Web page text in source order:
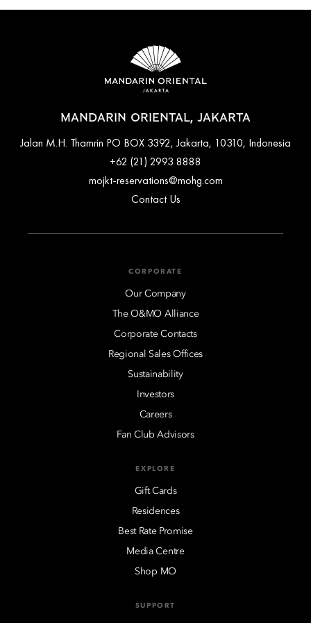
MANDARIN ORIENTAL, JAKARTA
Jalan M.H. Thamrin PO BOX 3392, Jakarta, 10310, Indonesia
+62 (21) 2993 8888
mojkt-reservations@mohg.com
Contact Us
CORPORATE
Our Company
The O&MO Alliance
Corporate Contacts
Regional Sales Offices
Sustainability
Investors
Careers
Fan Club Advisors
EXPLORE
Gift Cards
Residences
Best Rate Promise
Media Centre
Shop MO
SUPPORT